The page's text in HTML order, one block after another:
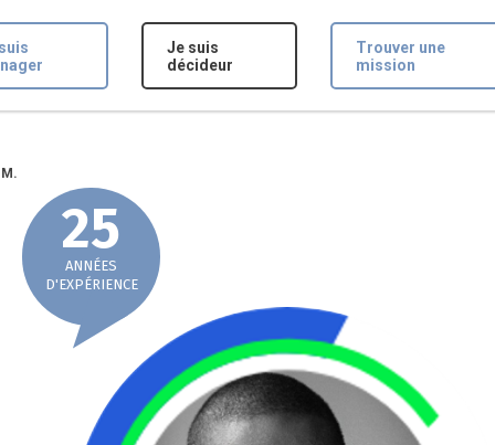
Je suis
décideur
Trouver une
mission
25
ANNÉES
D'EXPÉRIENCE